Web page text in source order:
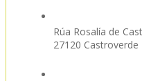
Rúa Rosalía de
27120 Castroverde